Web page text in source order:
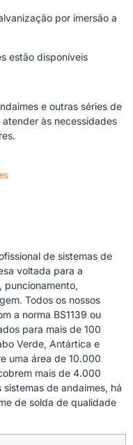
por imersão a
estão disponíveis
e outras séries de
às necessidades
de sistemas de
voltada para a
puncionamento,
Todos os nossos
a norma BS1139 ou
para mais de 100
Verde, Antártica e
uma área de 10.000
mais de 4.000
de andaimes, há
de solda de qualidade